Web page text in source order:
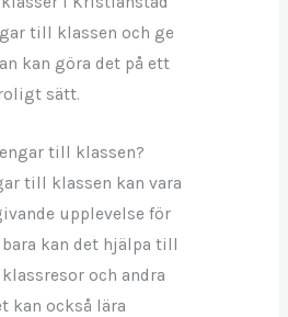
till klassen och ge
kan göra det på ett
sätt.
till klassen?
till klassen kan vara
upplevelse för
bara kan det hjälpa till
och andra
kan också lära